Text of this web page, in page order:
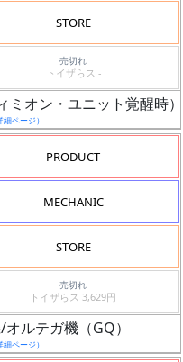
STORE
売切れ
トイザらス -
オン・ユニット覚醒時）
細ページ）
PRODUCT
MECHANIC
STORE
売切れ
トイザらス 3,629円
ルテガ機（GQ）
細ページ）